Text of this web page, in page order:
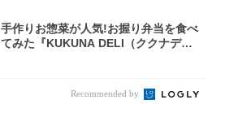
手作りお惣菜が人気!お握り弁当を食べ
てみた『KUKUNA DELI（ククナデ
Recommended by